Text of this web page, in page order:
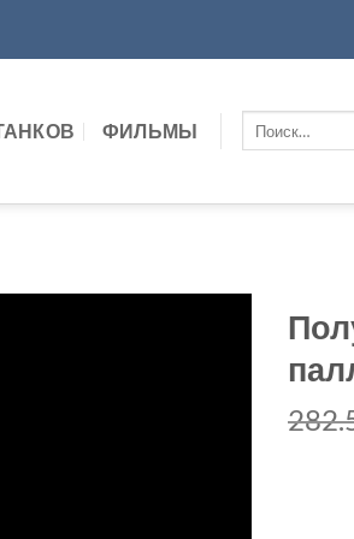
ФИЛЬМЫ Искать: